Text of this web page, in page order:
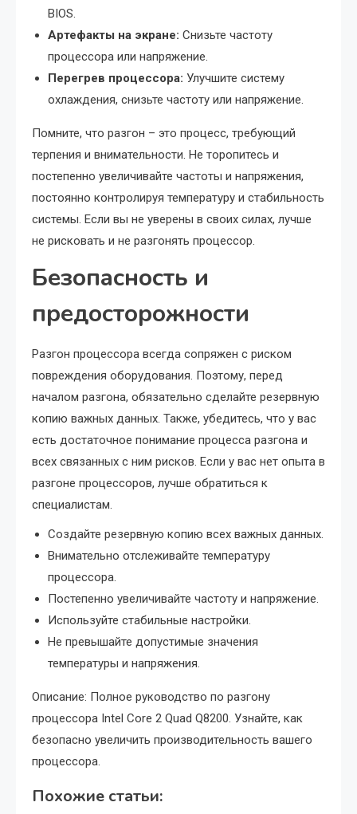
BIOS.
Артефакты на экране: Снизьте частоту
процессора или напряжение.
Перегрев процессора: Улучшите систему
охлаждения, снизьте частоту или напряжение.
Помните, что разгон – это процесс, требующий
терпения и внимательности. Не торопитесь и
постепенно увеличивайте частоты и напряжения,
постоянно контролируя температуру и стабильность
системы. Если вы не уверены в своих силах, лучше
не рисковать и не разгонять процессор.
Безопасность и
предосторожности
Разгон процессора всегда сопряжен с риском
повреждения оборудования. Поэтому, перед
началом разгона, обязательно сделайте резервную
копию важных данных. Также, убедитесь, что у вас
есть достаточное понимание процесса разгона и
всех связанных с ним рисков. Если у вас нет опыта в
разгоне процессоров, лучше обратиться к
специалистам.
Создайте резервную копию всех важных данных.
Внимательно отслеживайте температуру
процессора.
Постепенно увеличивайте частоту и напряжение.
Используйте стабильные настройки.
Не превышайте допустимые значения
температуры и напряжения.
Описание: Полное руководство по разгону
процессора Intel Core 2 Quad Q8200. Узнайте, как
безопасно увеличить производительность вашего
процессора.
Похожие статьи: